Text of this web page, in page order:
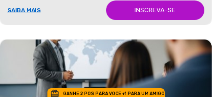
SAIBA MAIS INSCREVA-SE
GANHE 2 POS PARA VOCE +1 PARA UM AMIGO